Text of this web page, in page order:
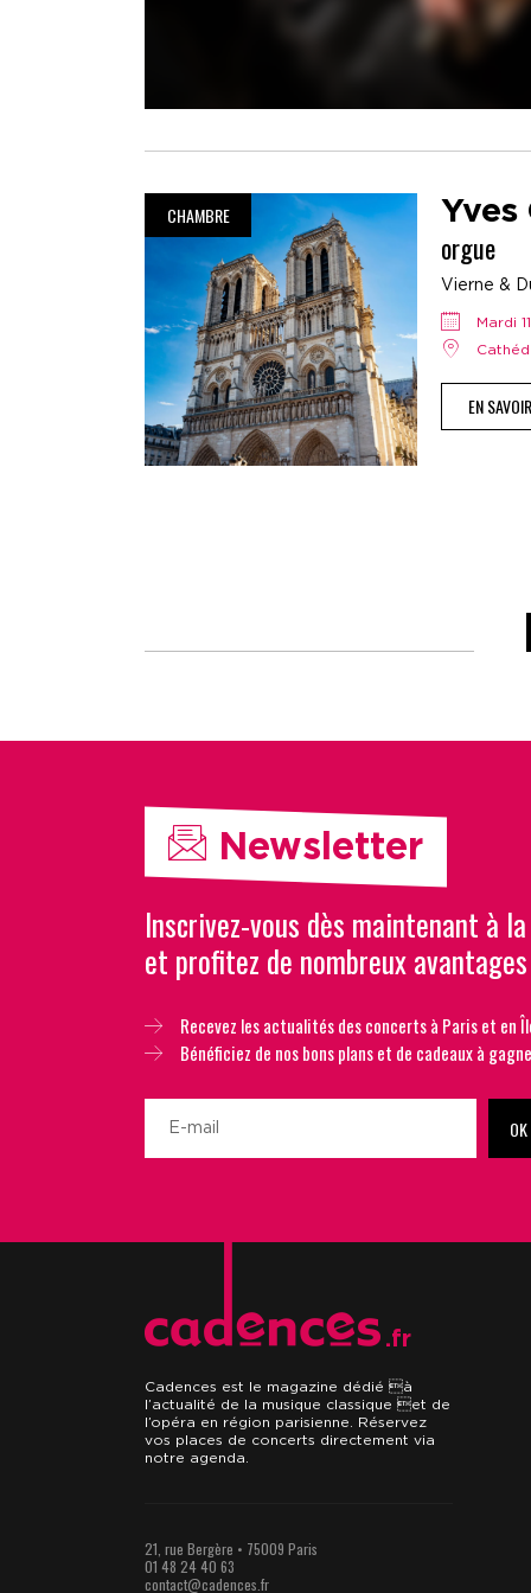
CHAMBRE Yves
orgue
Vierne &
mardi
EN
Newsletter
Inscrivez-vous dès maintenant à
et profitez de nombreux avantages
Recevez les actualités des concerts à Paris et en
Bénéficiez de nos bons plans et de cadeaux à
OK
.fr
Cadences est le magazine dédié à
l’actualité de la musique classique et de
l’opéra en région parisienne. Réservez
vos places de concerts directement via
notre agenda.
21, rue Bergère • 75009 Paris
01 48 24 40 63
contact@cadences.fr